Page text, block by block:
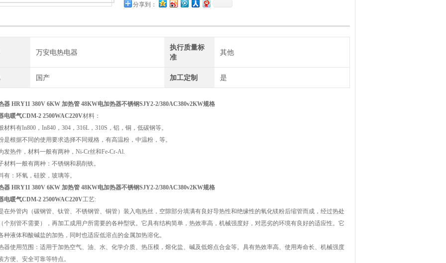
分享到：
万安电热电器
执行质量标
准
其他
国产 加工定制 是
器 HRY11 380V 6KW 加热管 48KW电加热器不锈钢SJY2-2/380AC380v2KW规格
电暖气CDM-2 2500WAC220V材料：
材料有In800，In840，304，316L，310S，铝，铜，低碳钢等。
是根据不同的使用要求选择不同规格，有高温粉，中温粉，等。
发热件，材料一般有两种，Ni-Cr丝和Fe-Cr-Al.
材料一般有两种：不锈钢和易削铁。
有：环氧，硅胶，玻璃等。
器 HRY11 380V 6KW 加热管 48KW电加热器不锈钢SJY2-2/380AC380v2KW规格
电暖气CDM-2 2500WAC220V工艺:
在外管内（碳钢管、钛管、不锈钢管、铜管）装入电热丝，空隙部分填满有良好导热性和绝缘性的氧化镁粉后缩管而成，经过热处
个别管不需要），再加工成用户所需要的各种型状。它具有结构简单，热效率高，机械强度好，对恶劣的环境有良好的适应性。它
种液体和酸碱盐的加热，同时也适应低溶点的金属加热溶化。
器使用范围：适用于加热空气、油、水、化学介质、热压模，熔化盐、碱及低熔点合金等。具有热效率高、使用寿命长、机械强度
方便、安全可靠等特点。